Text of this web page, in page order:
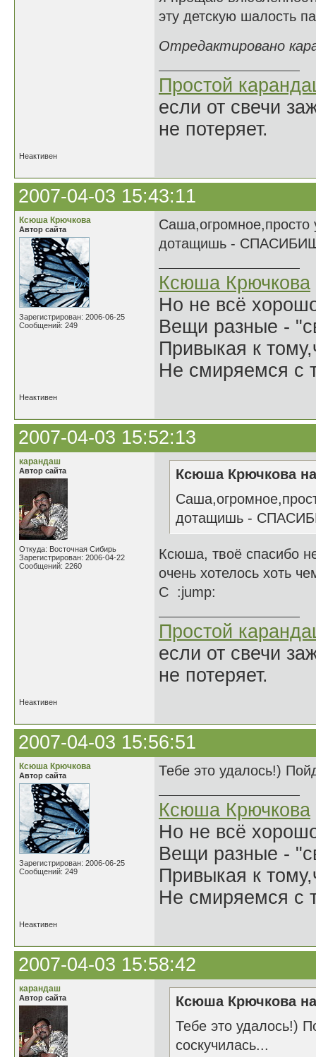
эту детскую шалость
Отредактировано
Простой
если от свечи
не потеряет.
Неактивен
2007-04-03 15:43:11
Ксюша Крючкова
Автор сайта
Зарегистрирован: 2006-06-25
Сообщений: 249
Саша,огромное,просто
дотащишь -
Ксюша Крючкова
Но не всё
Вещи разные -
Привыкая к
Не смиряемся с
Неактивен
2007-04-03 15:52:13
карандаш
Автор сайта
Откуда: Восточная Сибирь
Зарегистрирован: 2006-04-22
Сообщений: 2260
Ксюша Крючкова
дотащишь -
Ксюша, твоё спасибо
очень хотелось хоть
С :jump:
Простой
если от свечи
не потеряет.
Неактивен
2007-04-03 15:56:51
Ксюша Крючкова
Автор сайта
Зарегистрирован: 2006-06-25
Сообщений: 249
Тебе это удалось!)
Ксюша Крючкова
Но не всё
Вещи разные -
Привыкая к
Не смиряемся с
Неактивен
2007-04-03 15:58:42
карандаш
Автор сайта
Ксюша Крючкова
Тебе это удалось!)
соскучилась...